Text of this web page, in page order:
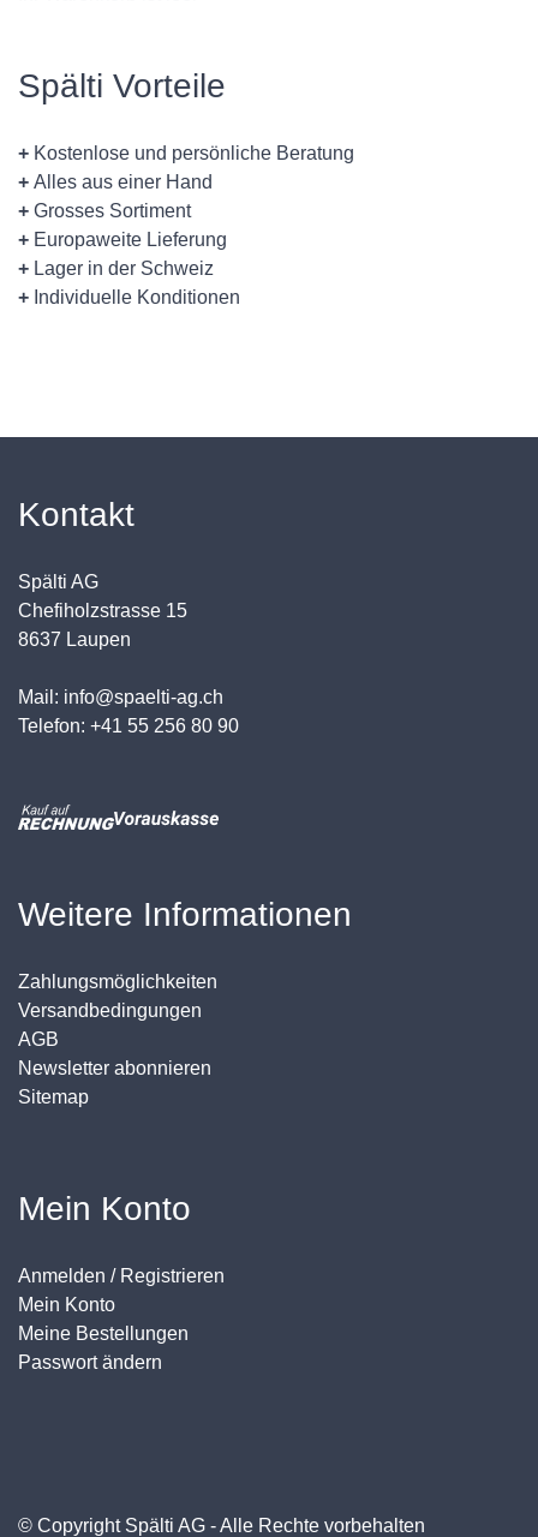
Spälti Vorteile
+ Kostenlose und persönliche Beratung
+ Alles aus einer Hand
+ Grosses Sortiment
+ Europaweite Lieferung
+ Lager in der Schweiz
+ Individuelle Konditionen
Kontakt
Spälti AG
Chefiholzstrasse 15
8637 Laupen
Mail: info@spaelti-ag.ch
Telefon: +41 55 256 80 90
Weitere Informationen
Zahlungsmöglichkeiten
Versandbedingungen
AGB
Newsletter abonnieren
Sitemap
Mein Konto
Anmelden / Registrieren
Mein Konto
Meine Bestellungen
Passwort ändern
© Copyright Spälti AG - Alle Rechte vorbehalten